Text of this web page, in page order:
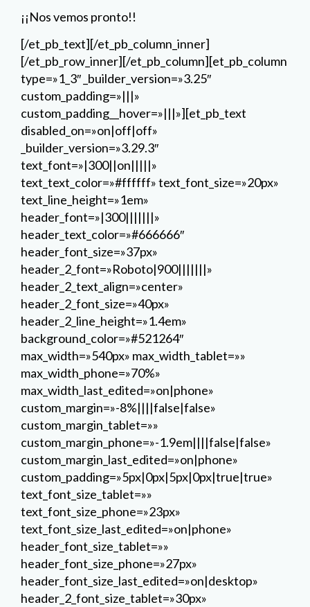
¡¡Nos vemos pronto!!
[/et_pb_text][/et_pb_column_inner]
[/et_pb_row_inner][/et_pb_column][et_pb_column
type=»1_3″ _builder_version=»3.25″
custom_padding=»|||»
custom_padding__hover=»|||»][et_pb_text
disabled_on=»on|off|off»
_builder_version=»3.29.3″
text_font=»|300||on|||||»
text_text_color=»#ffffff» text_font_size=»20px»
text_line_height=»1em»
header_font=»|300|||||||»
header_text_color=»#666666″
header_font_size=»37px»
header_2_font=»Roboto|900|||||||»
header_2_text_align=»center»
header_2_font_size=»40px»
header_2_line_height=»1.4em»
background_color=»#521264″
max_width=»540px» max_width_tablet=»»
max_width_phone=»70%»
max_width_last_edited=»on|phone»
custom_margin=»-8%||||false|false»
custom_margin_tablet=»»
custom_margin_phone=»-1.9em||||false|false»
custom_margin_last_edited=»on|phone»
custom_padding=»5px|0px|5px|0px|true|true»
text_font_size_tablet=»»
text_font_size_phone=»23px»
text_font_size_last_edited=»on|phone»
header_font_size_tablet=»»
header_font_size_phone=»27px»
header_font_size_last_edited=»on|desktop»
header_2_font_size_tablet=»30px»